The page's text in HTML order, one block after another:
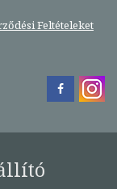
Feltételeket